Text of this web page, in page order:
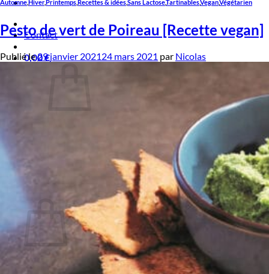
Contact
0,00€
Boutique
Votre panier est vide.
AutomneHiver,PrintempsRecettes & idéesSans LactoseTartinablesVeganVégétarien
Pesto de vert de Poireau [Recette vegan]
Publié le29 janvier 202124 mars 2021 par Nicolas